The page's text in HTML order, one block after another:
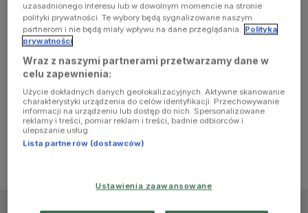
browser
console for
more
information)
uzasadnionego interesu lub w dowolnym momencie na stronie
polityki prywatności. Te wybory będą sygnalizowane naszym
partnerom i nie będą miały wpływu na dane przeglądania. Polityka
prywatności
Wraz z naszymi partnerami przetwarzamy dane w
celu zapewnienia:
Użycie dokładnych danych geolokalizacyjnych. Aktywne skanowanie
charakterystyki urządzenia do celów identyfikacji. Przechowywanie
informacji na urządzeniu lub dostęp do nich. Spersonalizowane
reklamy i treści, pomiar reklam i treści, badnie odbiorców i
ulepszanie usług.
Lista partnerów (dostawców)
Ustawienia zaawansowane